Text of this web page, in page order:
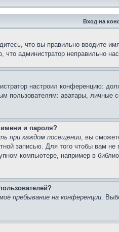
Вход на
что вы правильно вводите
администратор неправильно
настроил конференцию:
пользователям: аватары, личные
и пароля?
при каждом посещении, вы
записью. Для того чтобы вам
компьютере, например в
пребывание на конференции.